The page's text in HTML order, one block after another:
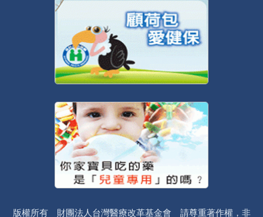
版權所有 財團法人台灣醫療改革基金會 請尊重著作權，非